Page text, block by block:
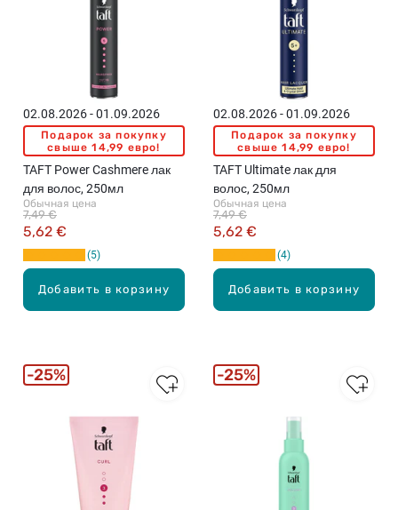
Добавить в корзину
02.08.2026 - 01.09.2026
Подарок за покупку
свыше 14,99 евро!
TAFT Power Cashmere лак
для волос, 250мл
Обычная цена
5,62 €
7,49 €
5
Добавить в корзину
02.08.2026 - 01.09.2026
Подарок за покупку
свыше 14,99 евро!
TAFT Ultimate лак для
волос, 250мл
Обычная цена
5,62 €
7,49 €
4
25% 25%